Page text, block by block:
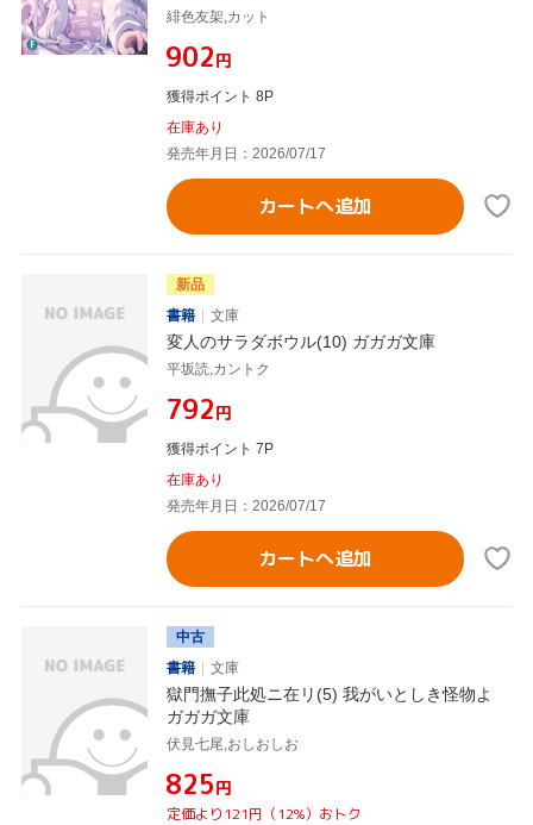
緋色友架,カット
¥902円
獲得ポイント 8P
在庫あり
発売年月日：2026/07/17
カートへ追加
新品
書籍
文庫
変人のサラダボウル(10) ガガガ文庫
平坂読,カントク
¥792円
獲得ポイント 7P
在庫あり
発売年月日：2026/07/17
カートへ追加
中古
書籍
文庫
獄門撫子此処ニ在リ(5) 我がいとしき怪物よ
ガガガ文庫
伏見七尾,おしおしお
¥825円
定価より121円（12%）おトク